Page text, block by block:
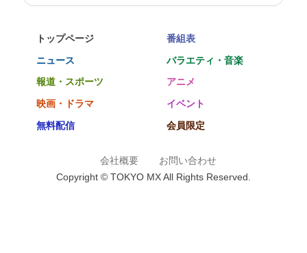
トップページ
番組表
ニュース
バラエティ・音楽
報道・スポーツ
アニメ
映画・ドラマ
イベント
無料配信
会員限定
会社概要
お問い合わせ
Copyright © TOKYO MX All Rights Reserved.